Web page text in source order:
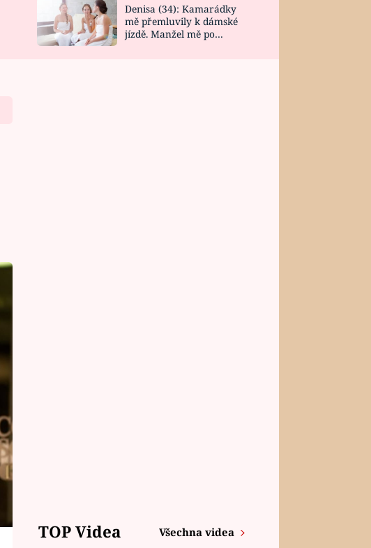
DESIGN
Denisa (34): Kamarádky
mě přemluvily k dámské
jízdě. Manžel mě po
TOP Videa Všechna videa